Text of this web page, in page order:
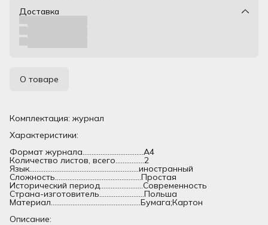
Доставка
О товаре
Комплектация: журнал
Характеристики:
Формат журнала..................................А4
Количество листов, всего................2
Язык.............................................................иностранный
Сложность................................................Простая
Исторический период........................Современность
Страна-изготовитель.........................Польша
Материал..................................................Бумага;Картон
Описание: